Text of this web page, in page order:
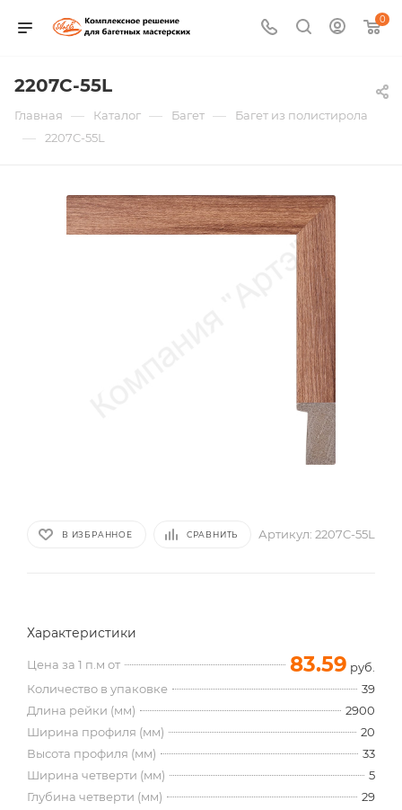
0
2207C-55L
Главная — Каталог — Багет — Багет из полистирола
— 2207C-55L
В ИЗБРАННОЕ СРАВНИТЬ Артикул: 2207C-55L
Характеристики
Цена за 1 п.м от 83.59 руб.
Количество в упаковке
39
Длина рейки (мм)
2900
Ширина профиля (мм)
20
Высота профиля (мм)
33
Ширина четверти (мм)
5
Глубина четверти (мм)
29